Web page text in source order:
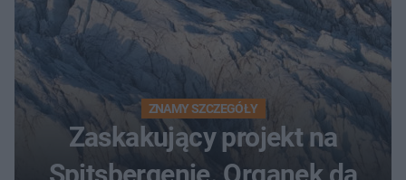
ZNAMY SZCZEGÓŁY
Zaskakujący projekt na